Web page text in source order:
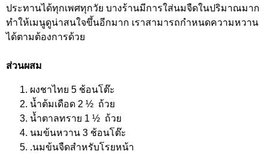
ประทานได้ทุกเพศทุกวัย บางร้านมีการใส่นมจืดในปริมาณมาก
ทำให้เมนูดูน่าสนใจขึ้นอีกมาก เราสามารถกำหนดความหวาน
ได้ตามต้องการด้วย
ส่วนผสม
ผงชาไทย 5 ช้อนโต๊ะ
น้ำต้มเดือด 2 ½ ถ้วย
น้ำตาลทราย 1 ½ ถ้วย
นมข้นหวาน 3 ช้อนโต๊ะ
.นมข้นจืดสำหรับโรยหน้า